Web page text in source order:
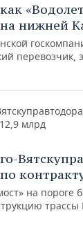
нижней
перевозчик,
на пороге